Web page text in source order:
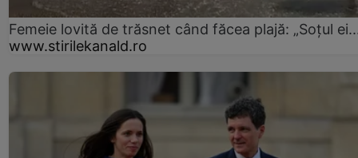
Femeie lovită de trăsnet când făcea plajă: „Soțul
www.stirilekanald.ro